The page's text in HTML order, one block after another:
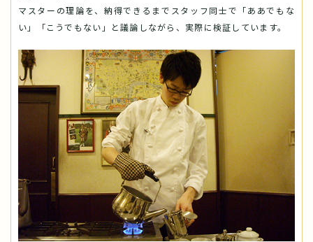
マスターの理論を、納得できるまでスタッフ同士で「ああでもな
い」「こうでもない」と議論しながら、実際に検証しています。